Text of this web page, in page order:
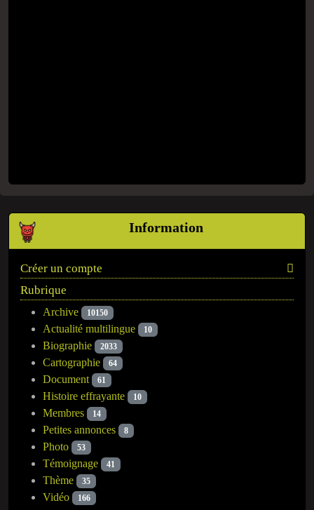
Information
Créer un compte
Rubrique
Archive 10150
Actualité multilingue 10
Biographie 2033
Cartographie 64
Document 61
Histoire effrayante 10
Membres 14
Petites annonces 8
Photo 53
Témoignage 41
Thème 35
Vidéo 166